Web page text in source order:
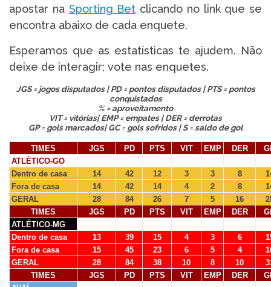
apostar na Sporting Bet clicando no link que se
encontra abaixo de cada enquete.
Esperamos que as estatísticas te ajudem. Não
deixe de interagir; vote nas enquetes.
JGS = jogos disputados | PD = pontos disputados | PTS = pontos
conquistados
% = aproveitamento
VIT = vitórias| EMP = empates | DER = derrotas
GP = gols marcados| GC = gols sofridos | S = saldo de gol
TIMES JGS PD PTS VIT EMP DER
ATLÉTICO-GO
Dentro de casa
14 42 12 3 3 8
Fora de casa
14 42 14 4 2 8
GERAL
28 84 26 7 5 16
TIMES
JGS PD PTS VIT EMP DER
ATLÉTICO-MG
Dentro de casa
13 39 15 4 3 6
Fora de casa
15 45 23 6 5 4
GERAL
28 84 38 10 8 10
TIMES
JGS PD PTS VIT EMP DER